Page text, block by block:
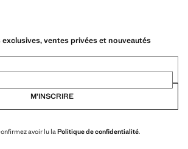
ventes privées et nouveautés
M’INSCRIRE
avoir lu la Politique de confidentialité.